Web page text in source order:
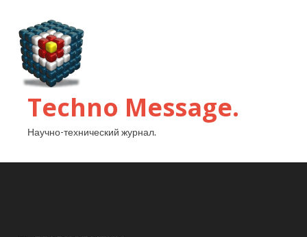
Techno Message.
Научно-технический журнал.